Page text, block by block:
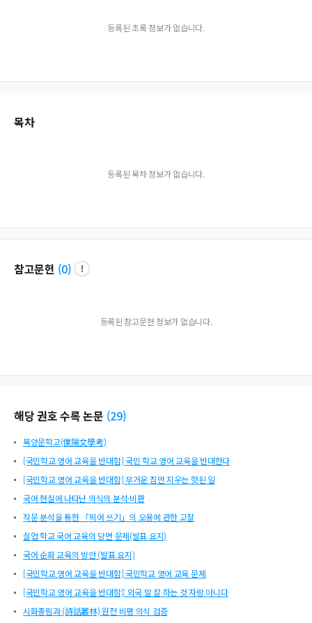
등록된 초록 정보가 없습니다.
목차
등록된 목차 정보가 없습니다.
참고문헌 (0)
등록된 참고문헌 정보가 없습니다.
해당 권호 수록 논문 (29)
복양문학고(僕陽文學考)
[국민학교 영어 교육을 반대함] 국민 학교 영어 교육을 반대한다
[국민학교 영어 교육을 반대함] 무거운 짐만 지우는 헛된 일
국어 현실에 나타난 의식의 분석·비판
작문 분석을 통한 「띄어 쓰기」의 오용에 관한 고찰
실업 학교 국어 교육의 당면 문제(발표 요지)
국어 순화 교육의 방안 (발표 요지)
[국민학교 영어 교육을 반대함] 국민학교 영어 교육 문제
[국민학교 영어 교육을 반대함]: 외국 말 잘 하는 것 자랑 아니다
시화총림과 (詩話叢林) 원전 비평 의식 검증